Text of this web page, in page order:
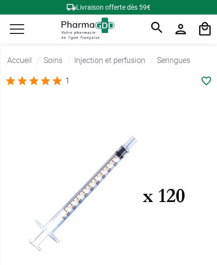
Livraison offerte dès 59€
Accueil Soins Injection et perfusion Seringues
1